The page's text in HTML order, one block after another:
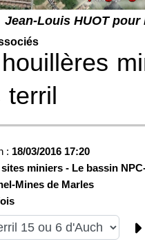
Jean-Louis HUOT pour
houillères
terril
: 18/03/2016 17:20
sites miniers - Le bassin
Mines de Marles